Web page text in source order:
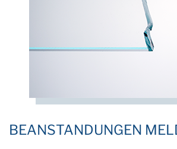
BEANSTANDUNGEN